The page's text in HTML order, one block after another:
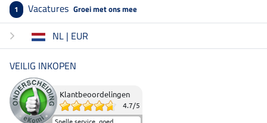
1 Vacatures Groei met ons mee
NL | EUR
VEILIG INKOPEN
Klantbeoordelingen
4.7/5
Snelle service, goed